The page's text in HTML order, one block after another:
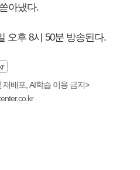
아냈다.
오후 8시 50분 방송된다.
배포, AI학습 이용 금지>